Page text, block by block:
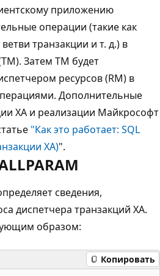
приложению
операции (такие как
транзакции и т. д.) в
Затем TM будет
ресурсов (RM) в
Дополнительные
XA и реализации Майкрософт
"Как это работает: SQL
XA)".
сведения,
диспетчера транзакций XA.
образом:
Копировать